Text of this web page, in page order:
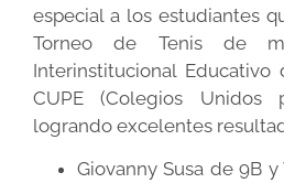
especial a los estudiantes
Torneo de Tenis de
Interinstitucional Educativo
CUPE (Colegios Unidos
logrando excelentes
Giovanny Susa de 9B y